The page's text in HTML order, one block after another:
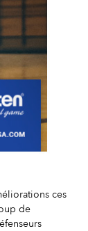
ces
de